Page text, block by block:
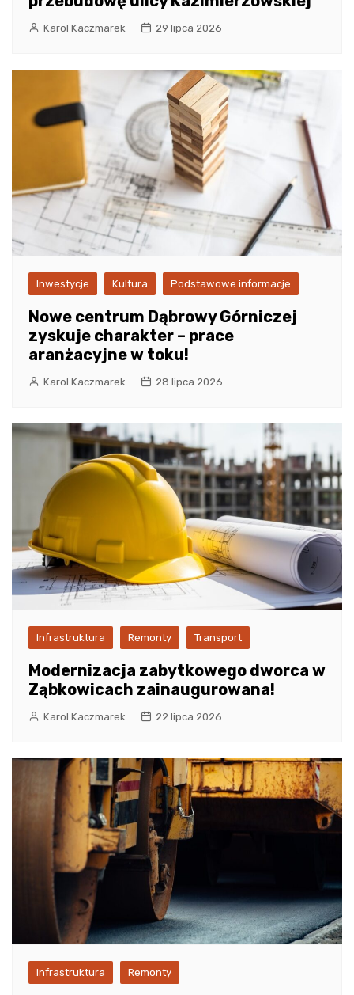
Karol Kaczmarek 29 lipca 2026
Inwestycje Kultura Podstawowe informacje
Nowe centrum Dąbrowy Górniczej
zyskuje charakter – prace
aranżacyjne w toku!
Karol Kaczmarek 28 lipca 2026
Infrastruktura Remonty Transport
Modernizacja zabytkowego dworca w
Ząbkowicach zainaugurowana!
Karol Kaczmarek 22 lipca 2026
Infrastruktura Remonty